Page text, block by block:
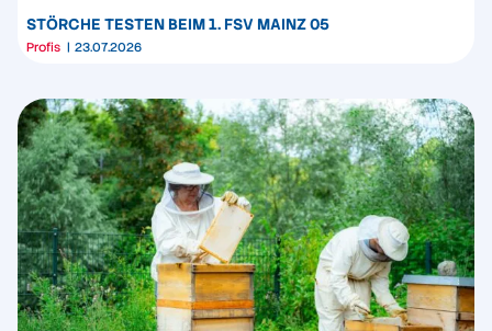
STÖRCHE TESTEN BEIM 1. FSV MAINZ 05
Profis 23.07.2026